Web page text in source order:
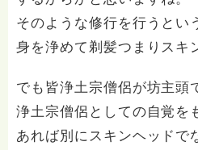
そのような修行を行うとい
身を浄めて剃髪つまりスキ
でも皆浄土宗僧侶が坊主頭
浄土宗僧侶としての自覚を
あれば別にスキンヘッドで